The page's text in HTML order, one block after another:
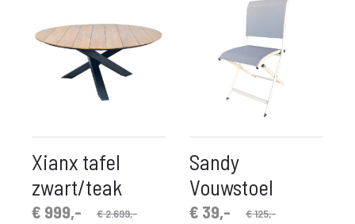
Xianx tafel
zwart/teak
€2.699,-
€ 999,-
Sandy
Vouwstoel
€125,-
Oorspronkelijke
€ 39,-
Huidige